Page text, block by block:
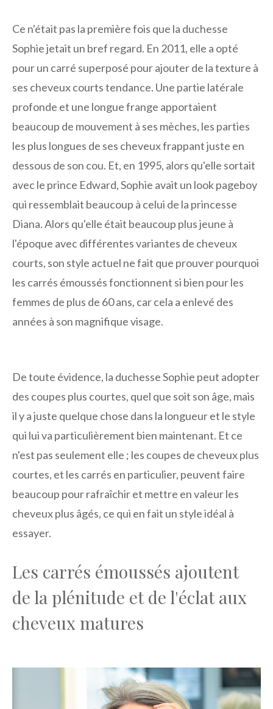
Ce n'était pas la première fois que la duchesse
Sophie jetait un bref regard. En 2011, elle a opté
pour un carré superposé pour ajouter de la texture à
ses cheveux courts tendance. Une partie latérale
profonde et une longue frange apportaient
beaucoup de mouvement à ses mèches, les parties
les plus longues de ses cheveux frappant juste en
dessous de son cou. Et, en 1995, alors qu'elle sortait
avec le prince Edward, Sophie avait un look pageboy
qui ressemblait beaucoup à celui de la princesse
Diana. Alors qu'elle était beaucoup plus jeune à
l'époque avec différentes variantes de cheveux
courts, son style actuel ne fait que prouver pourquoi
les carrés émoussés fonctionnent si bien pour les
femmes de plus de 60 ans, car cela a enlevé des
années à son magnifique visage.
De toute évidence, la duchesse Sophie peut adopter
des coupes plus courtes, quel que soit son âge, mais
il y a juste quelque chose dans la longueur et le style
qui lui va particulièrement bien maintenant. Et ce
n'est pas seulement elle ; les coupes de cheveux plus
courtes, et les carrés en particulier, peuvent faire
beaucoup pour rafraîchir et mettre en valeur les
cheveux plus âgés, ce qui en fait un style idéal à
essayer.
Les carrés émoussés ajoutent
de la plénitude et de l'éclat aux
cheveux matures